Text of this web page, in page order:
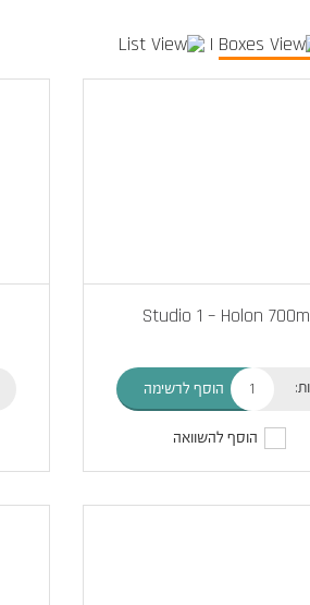
|
Studio 1 – Holon
הוסף לרשימה
הוסף להשוואה